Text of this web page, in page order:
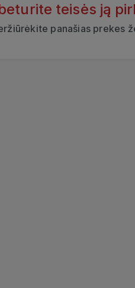
teisės ją
panašias prekes